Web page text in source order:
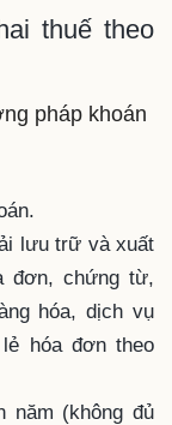
thuế theo
pháp khoán
lưu trữ và xuất
đơn, chứng từ,
hóa, dịch vụ
hóa đơn theo
năm (không đủ